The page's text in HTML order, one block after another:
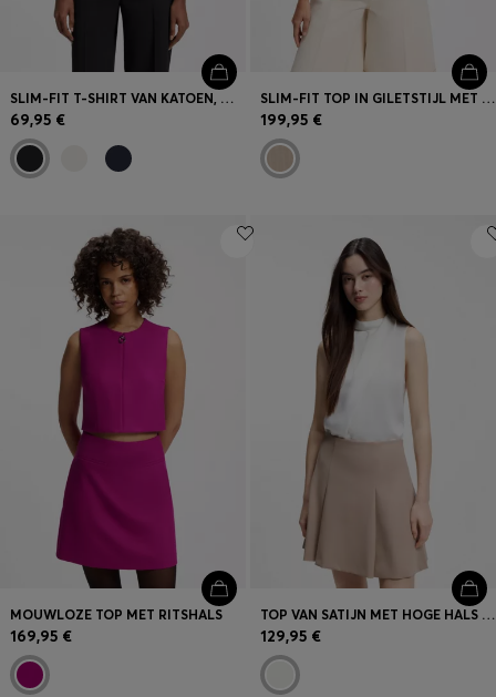
SLIM-FIT T-SHIRT VAN KATOEN, MODAL EN STRETCH
69,95 €
SLIM-FIT TOP IN GILETSTIJL MET GLINSTERENDE KRIJTSTREPEN
199,95 €
MOUWLOZE TOP MET RITSHALS
169,95 €
TOP VAN SATIJN MET HOGE HALS EN GEDRAPEERD DETAIL
129,95 €